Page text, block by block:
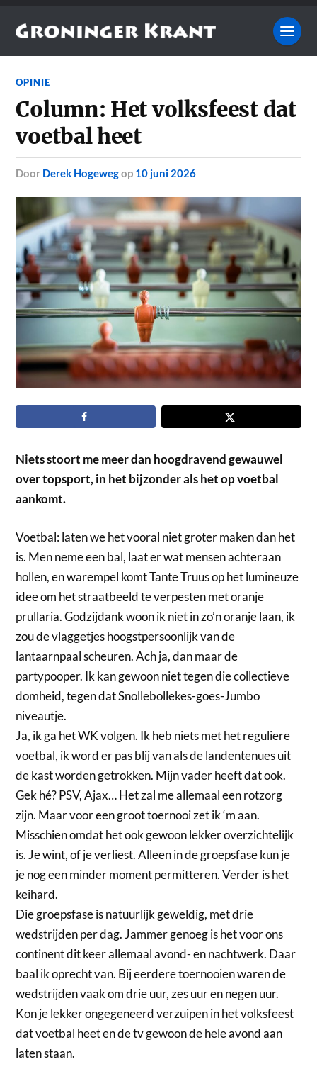
OPINIE
Column: Het volksfeest dat
voetbal heet
door Derek Hogewegop 10 juni 2026
Niets stoort me meer dan hoogdravend gewauwel
over topsport, in het bijzonder als het op voetbal
aankomt.
Voetbal: laten we het vooral niet groter maken dan het
is. Men neme een bal, laat er wat mensen achteraan
hollen, en warempel komt Tante Truus op het lumineuze
idee om het straatbeeld te verpesten met oranje
prullaria. Godzijdank woon ik niet in zo’n oranje laan, ik
zou de vlaggetjes hoogstpersoonlijk van de
lantaarnpaal scheuren. Ach ja, dan maar de
partypooper. Ik kan gewoon niet tegen die collectieve
domheid, tegen dat Snollebollekes-goes-Jumbo
niveautje.
Ja, ik ga het WK volgen. Ik heb niets met het reguliere
voetbal, ik word er pas blij van als de landentenues uit
de kast worden getrokken. Mijn vader heeft dat ook.
Gek hé? PSV, Ajax… Het zal me allemaal een rotzorg
zijn. Maar voor een groot toernooi zet ik ‘m aan.
Misschien omdat het ook gewoon lekker overzichtelijk
is. Je wint, of je verliest. Alleen in de groepsfase kun je
je nog een minder moment permitteren. Verder is het
keihard.
Die groepsfase is natuurlijk geweldig, met drie
wedstrijden per dag. Jammer genoeg is het voor ons
continent dit keer allemaal avond- en nachtwerk. Daar
baal ik oprecht van. Bij eerdere toernooien waren de
wedstrijden vaak om drie uur, zes uur en negen uur.
Kon je lekker ongegeneerd verzuipen in het volksfeest
dat voetbal heet en de tv gewoon de hele avond aan
laten staan.